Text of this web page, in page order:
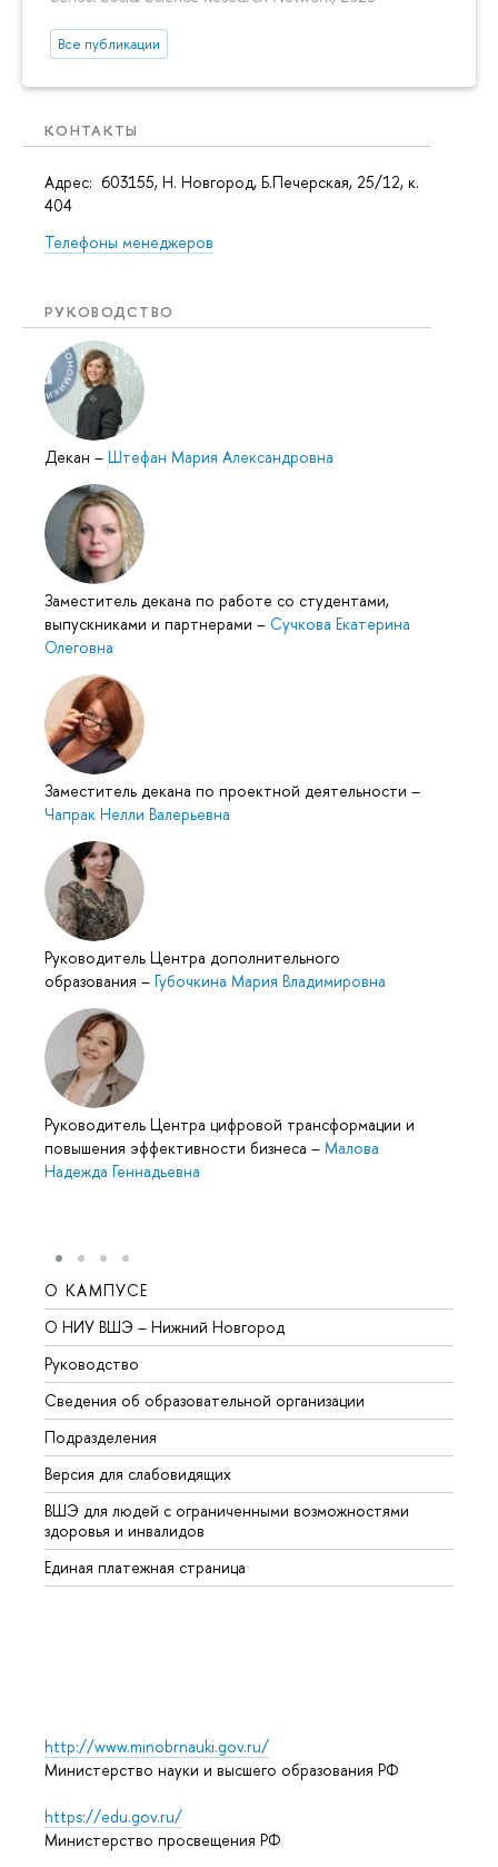
Все публикации
КОНТАКТЫ
Адрес: 603155, Н. Новгород, Б.Печерская, 25/12, к.
404
Телефоны менеджеров
РУКОВОДСТВО
Декан – Штефан Мария Александровна
Заместитель декана по работе со студентами,
выпускниками и партнерами – Сучкова Екатерина
Олеговна
Заместитель декана по проектной деятельности –
Чапрак Нелли Валерьевна
Руководитель Центра дополнительного
образования – Губочкина Мария Владимировна
Руководитель Центра цифровой трансформации и
повышения эффективности бизнеса – Малова
Надежда Геннадьевна
О КАМПУСЕ
О НИУ ВШЭ – Нижний Новгород
Руководство
Сведения об образовательной организации
Подразделения
Версия для слабовидящих
ВШЭ для людей с ограниченными возможностями
здоровья и инвалидов
Единая платежная страница
http://www.minobrnauki.gov.ru/
Министерство науки и высшего образования РФ
https://edu.gov.ru/
Министерство просвещения РФ